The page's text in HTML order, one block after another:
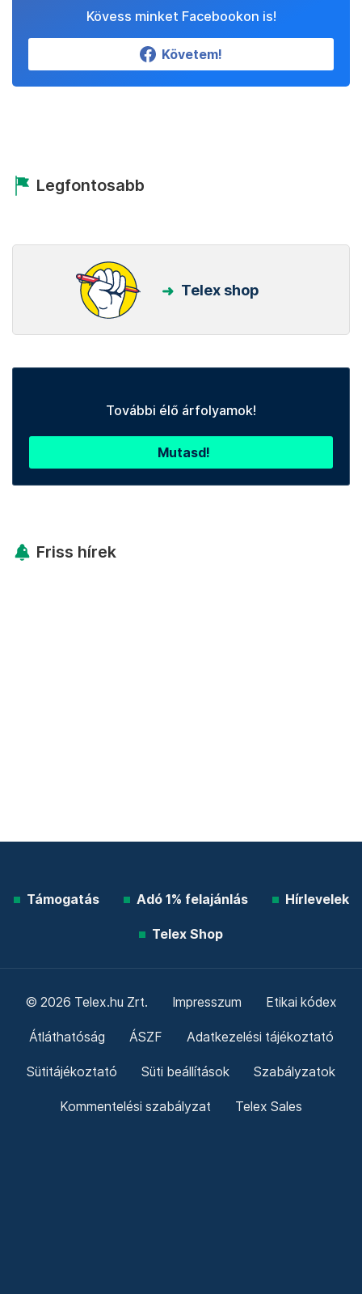
Kövess minket Facebookon is!
Követem!
Legfontosabb
Telex shop
További élő árfolyamok!
Mutasd!
Friss hírek
Támogatás Adó 1% felajánlás Hírlevelek
Telex Shop
© 2026 Telex.hu Zrt. Impresszum Etikai kódex
Átláthatóság ÁSZF Adatkezelési tájékoztató
Sütitájékoztató Süti beállítások Szabályzatok
Kommentelési szabályzat Telex Sales